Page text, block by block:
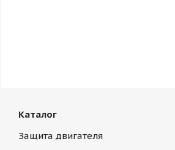
Каталог
Защита двигателя